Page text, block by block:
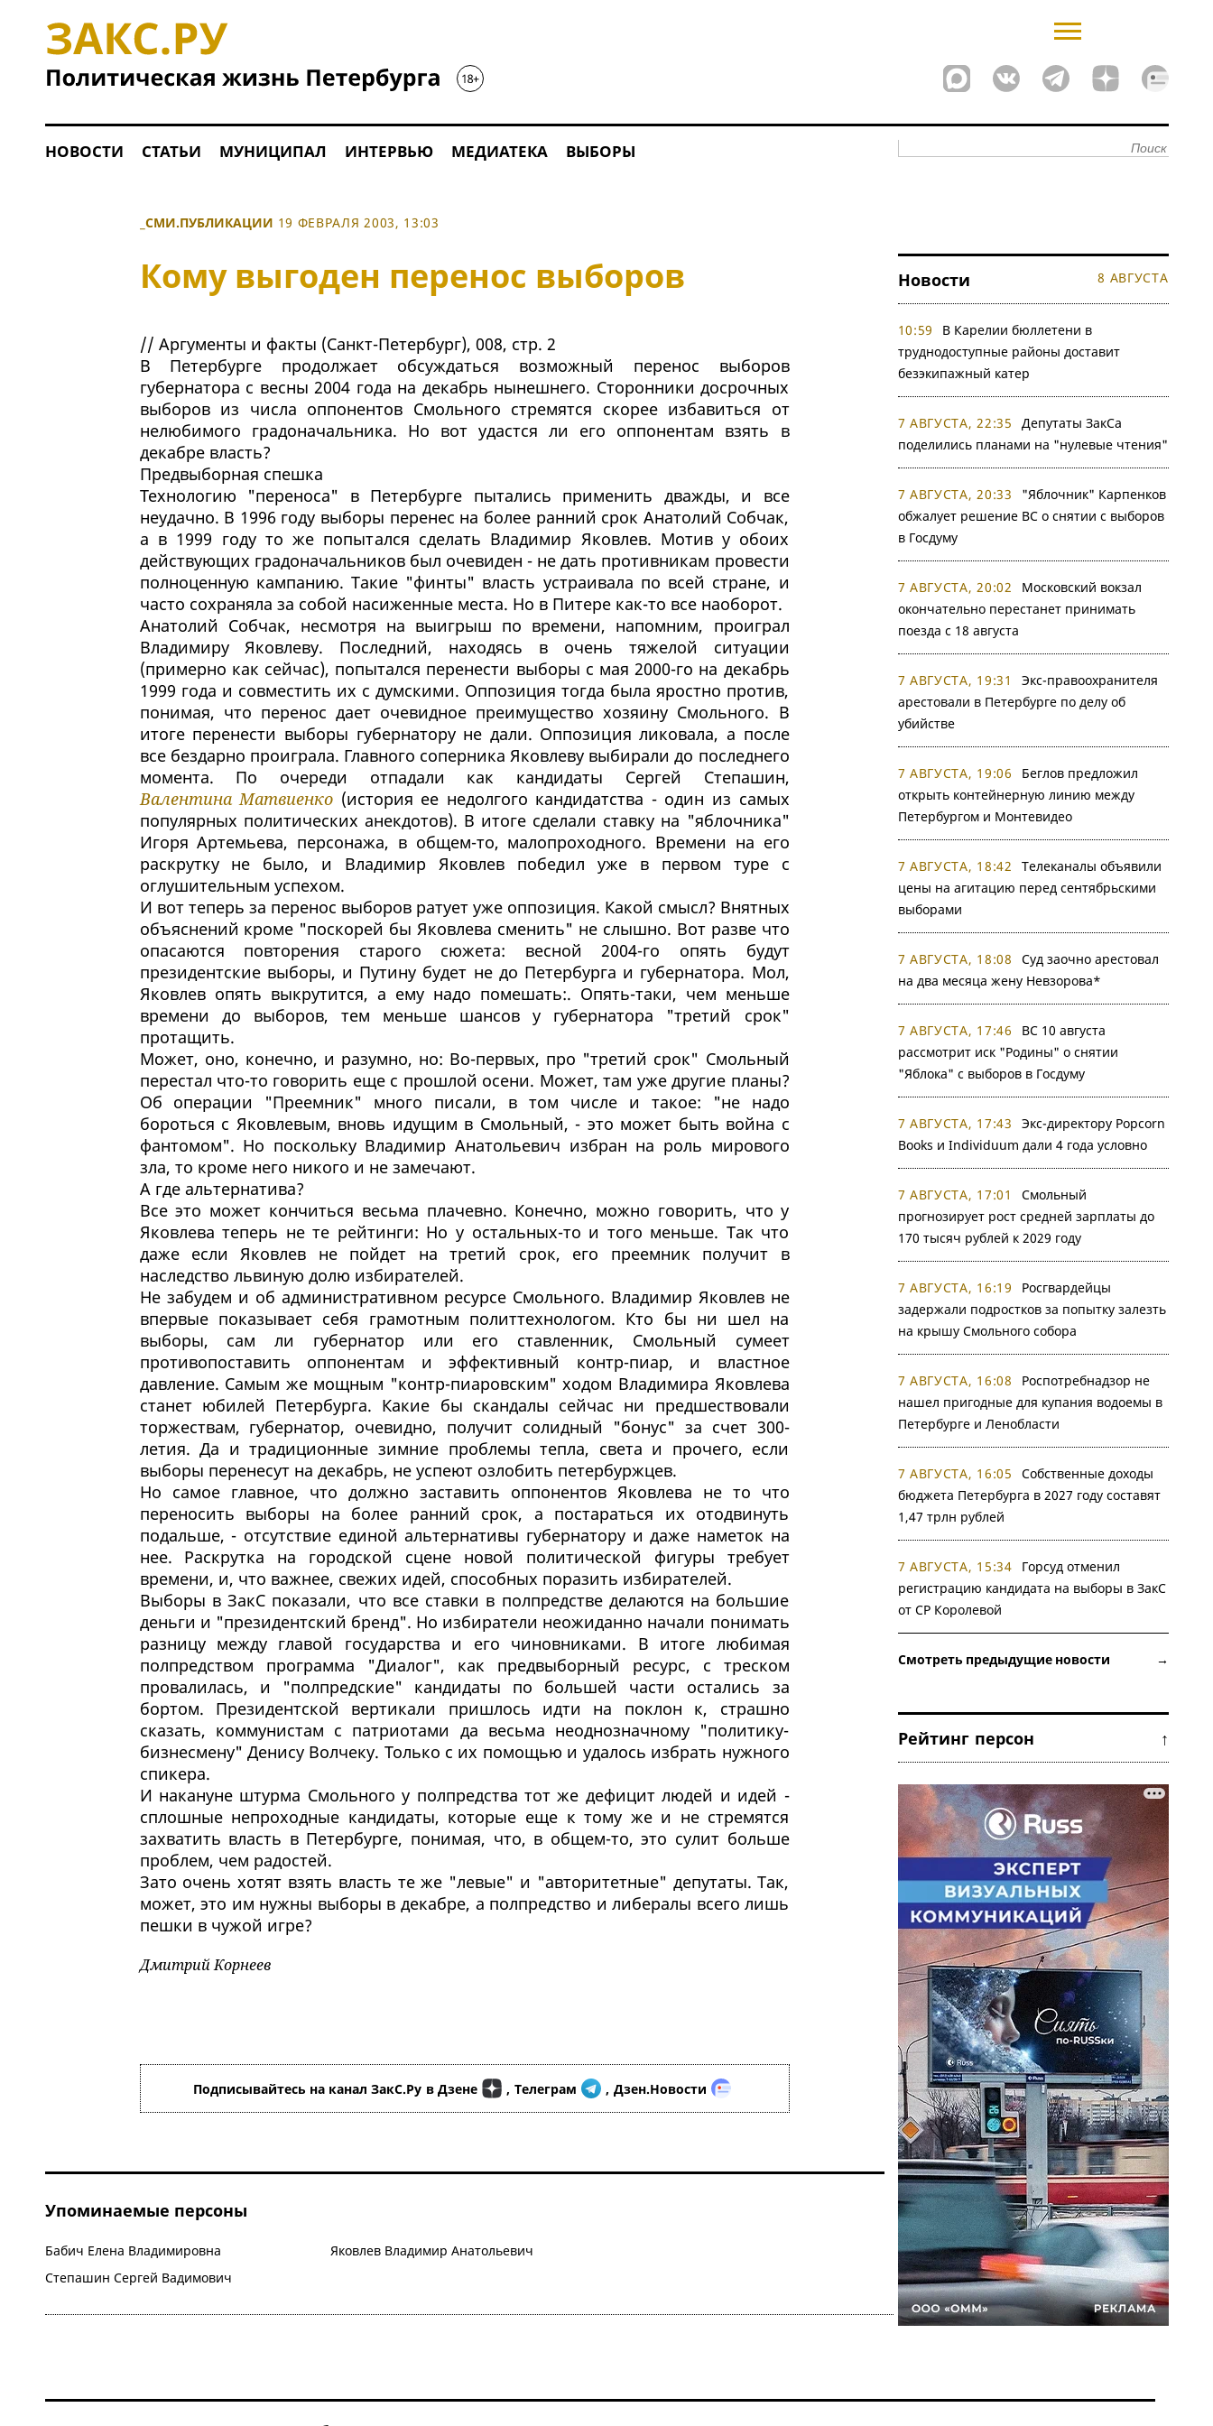
НОВОСТИ СТАТЬИ МУНИЦИПАЛ ИНТЕРВЬЮ МЕДИАТЕКА ВЫБОРЫ
_СМИ.ПУБЛИКАЦИИ 19 ФЕВРАЛЯ 2003, 13:03
Кому выгоден перенос выборов
// Аргументы и факты (Санкт-Петербург), 008, стр. 2
В Петербурге продолжает обсуждаться возможный перенос выборов
губернатора с весны 2004 года на декабрь нынешнего. Сторонники досрочных
выборов из числа оппонентов Смольного стремятся скорее избавиться от
нелюбимого градоначальника. Но вот удастся ли его оппонентам взять в
декабре власть?
Предвыборная спешка
Технологию "переноса" в Петербурге пытались применить дважды, и все
неудачно. В 1996 году выборы перенес на более ранний срок Анатолий Собчак,
а в 1999 году то же попытался сделать Владимир Яковлев. Мотив у обоих
действующих градоначальников был очевиден - не дать противникам провести
полноценную кампанию. Такие "финты" власть устраивала по всей стране, и
часто сохраняла за собой насиженные места. Но в Питере как-то все наоборот.
Анатолий Собчак, несмотря на выигрыш по времени, напомним, проиграл
Владимиру Яковлеву. Последний, находясь в очень тяжелой ситуации
(примерно как сейчас), попытался перенести выборы с мая 2000-го на декабрь
1999 года и совместить их с думскими. Оппозиция тогда была яростно против,
понимая, что перенос дает очевидное преимущество хозяину Смольного. В
итоге перенести выборы губернатору не дали. Оппозиция ликовала, а после
все бездарно проиграла. Главного соперника Яковлеву выбирали до последнего
момента. По очереди отпадали как кандидаты Сергей Степашин,
Валентина Матвиенко (история ее недолгого кандидатства - один из самых
популярных политических анекдотов). В итоге сделали ставку на "яблочника"
Игоря Артемьева, персонажа, в общем-то, малопроходного. Времени на его
раскрутку не было, и Владимир Яковлев победил уже в первом туре с
оглушительным успехом.
И вот теперь за перенос выборов ратует уже оппозиция. Какой смысл? Внятных
объяснений кроме "поскорей бы Яковлева сменить" не слышно. Вот разве что
опасаются повторения старого сюжета: весной 2004-го опять будут
президентские выборы, и Путину будет не до Петербурга и губернатора. Мол,
Яковлев опять выкрутится, а ему надо помешать:. Опять-таки, чем меньше
времени до выборов, тем меньше шансов у губернатора "третий срок"
протащить.
Может, оно, конечно, и разумно, но: Во-первых, про "третий срок" Смольный
перестал что-то говорить еще с прошлой осени. Может, там уже другие планы?
Об операции "Преемник" много писали, в том числе и такое: "не надо
бороться с Яковлевым, вновь идущим в Смольный, - это может быть война с
фантомом". Но поскольку Владимир Анатольевич избран на роль мирового
зла, то кроме него никого и не замечают.
А где альтернатива?
Все это может кончиться весьма плачевно. Конечно, можно говорить, что у
Яковлева теперь не те рейтинги: Но у остальных-то и того меньше. Так что
даже если Яковлев не пойдет на третий срок, его преемник получит в
наследство львиную долю избирателей.
Не забудем и об административном ресурсе Смольного. Владимир Яковлев не
впервые показывает себя грамотным политтехнологом. Кто бы ни шел на
выборы, сам ли губернатор или его ставленник, Смольный сумеет
противопоставить оппонентам и эффективный контр-пиар, и властное
давление. Самым же мощным "контр-пиаровским" ходом Владимира Яковлева
станет юбилей Петербурга. Какие бы скандалы сейчас ни предшествовали
торжествам, губернатор, очевидно, получит солидный "бонус" за счет 300-
летия. Да и традиционные зимние проблемы тепла, света и прочего, если
выборы перенесут на декабрь, не успеют озлобить петербуржцев.
Но самое главное, что должно заставить оппонентов Яковлева не то что
переносить выборы на более ранний срок, а постараться их отодвинуть
подальше, - отсутствие единой альтернативы губернатору и даже наметок на
нее. Раскрутка на городской сцене новой политической фигуры требует
времени, и, что важнее, свежих идей, способных поразить избирателей.
Выборы в ЗакС показали, что все ставки в полпредстве делаются на большие
деньги и "президентский бренд". Но избиратели неожиданно начали понимать
разницу между главой государства и его чиновниками. В итоге любимая
полпредством программа "Диалог", как предвыборный ресурс, с треском
провалилась, и "полпредские" кандидаты по большей части остались за
бортом. Президентской вертикали пришлось идти на поклон к, страшно
сказать, коммунистам с патриотами да весьма неоднозначному "политику-
бизнесмену" Денису Волчеку. Только с их помощью и удалось избрать нужного
спикера.
И накануне штурма Смольного у полпредства тот же дефицит людей и идей -
сплошные непроходные кандидаты, которые еще к тому же и не стремятся
захватить власть в Петербурге, понимая, что, в общем-то, это сулит больше
проблем, чем радостей.
Зато очень хотят взять власть те же "левые" и "авторитетные" депутаты. Так,
может, это им нужны выборы в декабре, а полпредство и либералы всего лишь
пешки в чужой игре?
Дмитрий Корнеев
Подписывайтесь на канал ЗакС.Ру в Дзене , Телеграм , Дзен.Новости
Упоминаемые персоны
Бабич Елена Владимировна
Степашин Сергей Вадимович
Яковлев Владимир Анатольевич
Новости 8 АВГУСТА
10:59
В Карелии бюллетени в
труднодоступные районы доставит
безэкипажный катер
7 АВГУСТА, 22:35
Депутаты ЗакСа
поделились планами на "нулевые чтения"
7 АВГУСТА, 20:33
"Яблочник" Карпенков
обжалует решение ВС о снятии с выборов
в Госдуму
7 АВГУСТА, 20:02
Московский вокзал
окончательно перестанет принимать
поезда с 18 августа
7 АВГУСТА, 19:31
Экс-правоохранителя
арестовали в Петербурге по делу об
убийстве
7 АВГУСТА, 19:06
Беглов предложил
открыть контейнерную линию между
Петербургом и Монтевидео
7 АВГУСТА, 18:42
Телеканалы объявили
цены на агитацию перед сентябрьскими
выборами
7 АВГУСТА, 18:08
Суд заочно арестовал
на два месяца жену Невзорова*
7 АВГУСТА, 17:46
ВС 10 августа
рассмотрит иск "Родины" о снятии
"Яблока" с выборов в Госдуму
7 АВГУСТА, 17:43
Экс-директору Popcorn
Books и Individuum дали 4 года условно
7 АВГУСТА, 17:01
Смольный
прогнозирует рост средней зарплаты до
170 тысяч рублей к 2029 году
7 АВГУСТА, 16:19
Росгвардейцы
задержали подростков за попытку залезть
на крышу Смольного собора
7 АВГУСТА, 16:08
Роспотребнадзор не
нашел пригодные для купания водоемы в
Петербурге и Ленобласти
7 АВГУСТА, 16:05
Собственные доходы
бюджета Петербурга в 2027 году составят
1,47 трлн рублей
7 АВГУСТА, 15:34
Горсуд отменил
регистрацию кандидата на выборы в ЗакС
от СР Королевой
Смотреть предыдущие новости →
Рейтинг персон ↑